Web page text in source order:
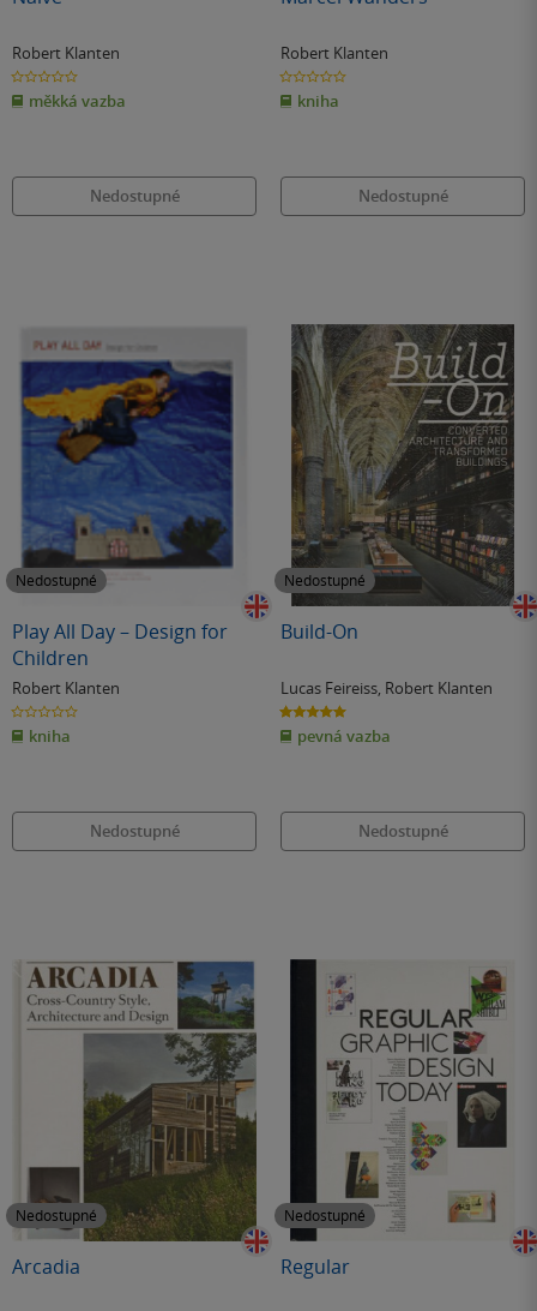
Robert Klanten
0.0
z
5
hvězdiček
měkká vazba
Nedostupné
Robert Klanten
0.0
z
5
hvězdiček
kniha
Nedostupné
Nedostupné
Play All Day – Design for
Children
Robert Klanten
0.0
z
5
hvězdiček
kniha
Nedostupné
Nedostupné
Build-On
Lucas Feireiss, Robert Klanten
5.0
z
5
hvězdiček
pevná vazba
Nedostupné
Nedostupné
Arcadia
Nedostupné
Regular